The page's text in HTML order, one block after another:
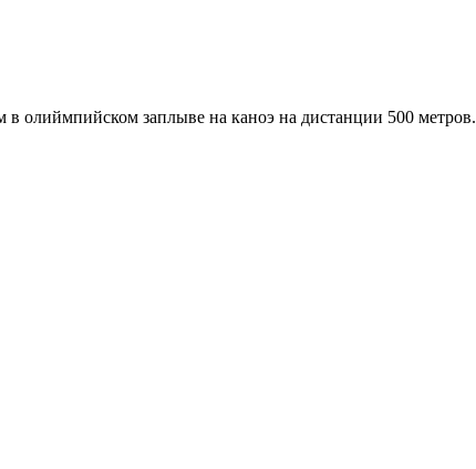
олиймпийском заплыве на каноэ на дистанции 500 метров.